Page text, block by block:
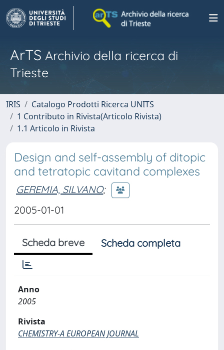
ArTS Archivio della ricerca di
Trieste
IRIS
Catalogo Prodotti Ricerca UNITS
1 Contributo in Rivista(Articolo Rivista)
1.1 Articolo in Rivista
Design and self-assembly of ditopic
and tetratopic cavitand complexes
GEREMIA, SILVANO;
2005-01-01
Scheda breve Scheda completa
Anno
2005
Rivista
CHEMISTRY-A EUROPEAN JOURNAL